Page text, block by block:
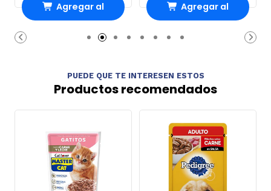
Agregar al Agregar al
PUEDE QUE TE INTERESEN ESTOS
Productos recomendados